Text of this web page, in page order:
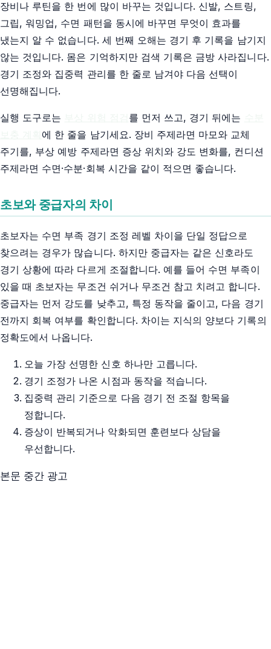
장비나 루틴을 한 번에 많이 바꾸는 것입니다. 신발, 스트링,
그립, 워밍업, 수면 패턴을 동시에 바꾸면 무엇이 효과를
냈는지 알 수 없습니다. 세 번째 오해는 경기 후 기록을 남기지
않는 것입니다. 몸은 기억하지만 검색 기록은 금방 사라집니다.
경기 조정와 집중력 관리를 한 줄로 남겨야 다음 선택이
선명해집니다.
실행 도구로는 를 먼저 쓰고, 경기 뒤에는
에 한 줄을 남기세요. 장비 주제라면 마모와 교체
주기를, 부상 예방 주제라면 증상 위치와 강도 변화를, 컨디션
주제라면 수면·수분·회복 시간을 같이 적으면 좋습니다.
초보와 중급자의 차이
초보자는 수면 부족 경기 조정 레벨 차이을 단일 정답으로
찾으려는 경우가 많습니다. 하지만 중급자는 같은 신호라도
경기 상황에 따라 다르게 조절합니다. 예를 들어 수면 부족이
있을 때 초보자는 무조건 쉬거나 무조건 참고 치려고 합니다.
중급자는 먼저 강도를 낮추고, 특정 동작을 줄이고, 다음 경기
전까지 회복 여부를 확인합니다. 차이는 지식의 양보다 기록의
정확도에서 나옵니다.
오늘 가장 선명한 신호 하나만 고릅니다.
경기 조정가 나온 시점과 동작을 적습니다.
집중력 관리 기준으로 다음 경기 전 조절 항목을
정합니다.
증상이 반복되거나 악화되면 훈련보다 상담을
우선합니다.
본문 중간 광고